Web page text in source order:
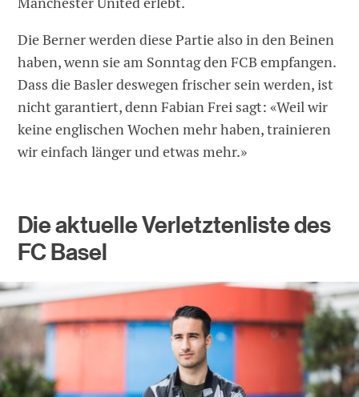
Die Berner werden diese Partie also in den Beinen
haben, wenn sie am Sonntag den FCB empfangen.
Dass die Basler deswegen frischer sein werden, ist
nicht garantiert, denn Fabian Frei sagt: «Weil wir
keine englischen Wochen mehr haben, trainieren
wir einfach länger und etwas mehr.»
Die aktuelle Verletztenliste des
FC Basel